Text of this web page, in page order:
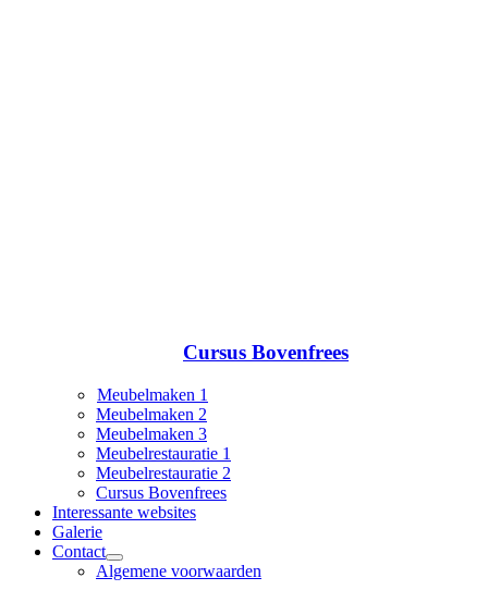
Cursus Bovenfrees
Meubelmaken 1
Meubelmaken 2
Meubelmaken 3
Meubelrestauratie 1
Meubelrestauratie 2
Cursus Bovenfrees
Interessante websites
Galerie
Contact
Algemene voorwaarden